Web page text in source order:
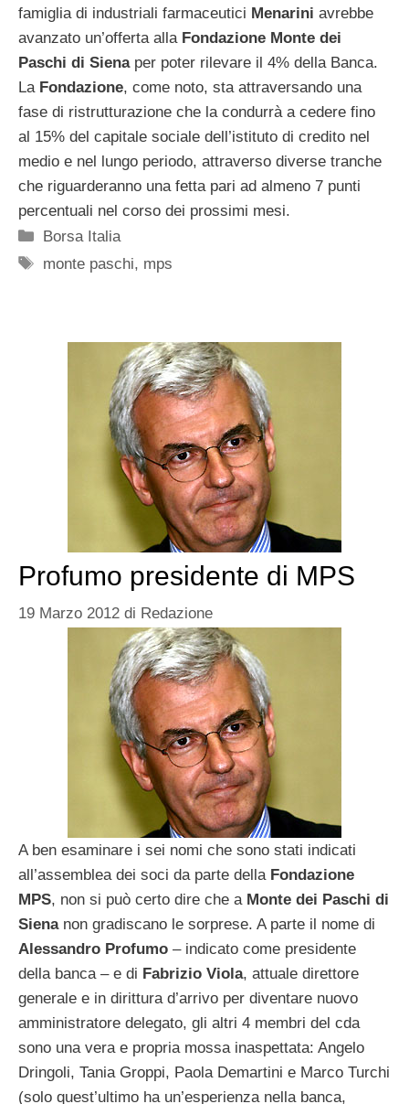
famiglia di industriali farmaceutici Menarini avrebbe
avanzato un’offerta alla Fondazione Monte dei
Paschi di Sienaper poter rilevare il 4% della Banca.
La Fondazione, come noto, sta attraversando una
fase di ristrutturazione che la condurrà a cedere fino
al 15% del capitale sociale dell’istituto di credito nel
medio e nel lungo periodo, attraverso diverse tranche
che riguarderanno una fetta pari ad almeno 7 punti
percentuali nel corso dei prossimi mesi.
Categorie
Borsa Italia
Tag
monte paschi, mps
Profumo presidente di MPS
19 Marzo 2012 di Redazione
A ben esaminare i sei nomi che sono stati indicati
all’assemblea dei soci da parte della Fondazione
MPS, non si può certo dire che a Monte dei Paschi di
Sienanon gradiscano le sorprese. A parte il nome di
Alessandro Profumo – indicato come presidente
della banca – e di Fabrizio Viola, attuale direttore
generale e in dirittura d’arrivo per diventare nuovo
amministratore delegato, gli altri 4 membri del cda
sono una vera e propria mossa inaspettata: Angelo
Dringoli, Tania Groppi, Paola Demartini e Marco Turchi
(solo quest’ultimo ha un’esperienza nella banca,